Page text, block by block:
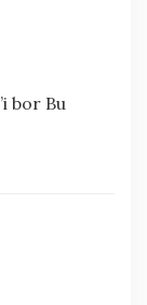
bor Bu